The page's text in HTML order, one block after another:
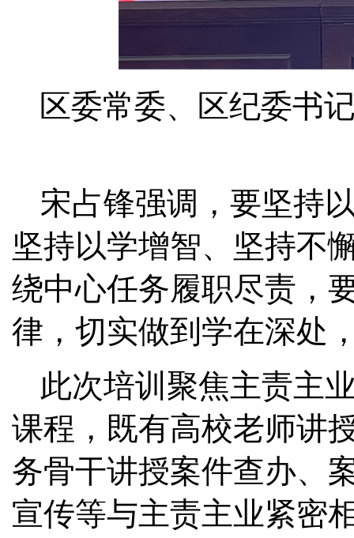
区委常委、区纪委书
宋占锋强调，要坚持
坚持以学增智、坚持不
绕中心任务履职尽责，
律，切实做到学在深处
此次培训聚焦主责主
课程，既有高校老师讲
务骨干讲授案件查办、
宣传等与主责主业紧密